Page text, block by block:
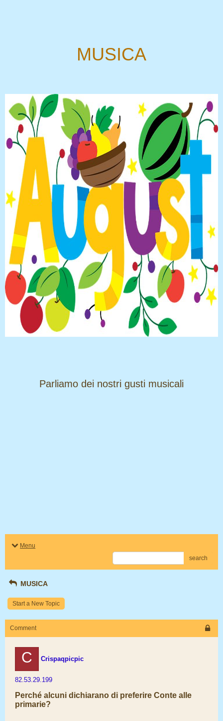
MUSICA
​​​​​​​Parliamo dei nostri gusti musicali
Menu
search
MUSICA
Start a New Topic
Comment
C Crispaqpicpic
82.53.29.199
Perché alcuni dichiarano di preferire Conte alle
primarie?